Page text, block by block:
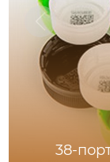
38-